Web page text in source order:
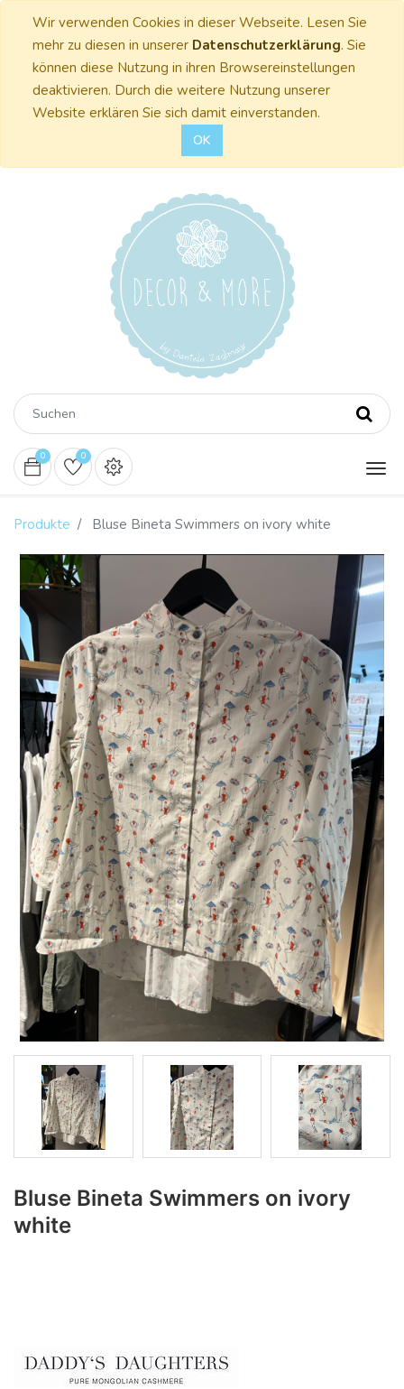
Wir verwenden Cookies in dieser Webseite. Lesen Sie
mehr zu diesen in unserer Datenschutzerklärung. Sie
können diese Nutzung in ihren Browsereinstellungen
deaktivieren. Durch die weitere Nutzung unserer
Website erklären Sie sich damit einverstanden.
OK
0 0
Produkte Bluse Bineta Swimmers on ivory white
Bluse Bineta Swimmers on ivory
white